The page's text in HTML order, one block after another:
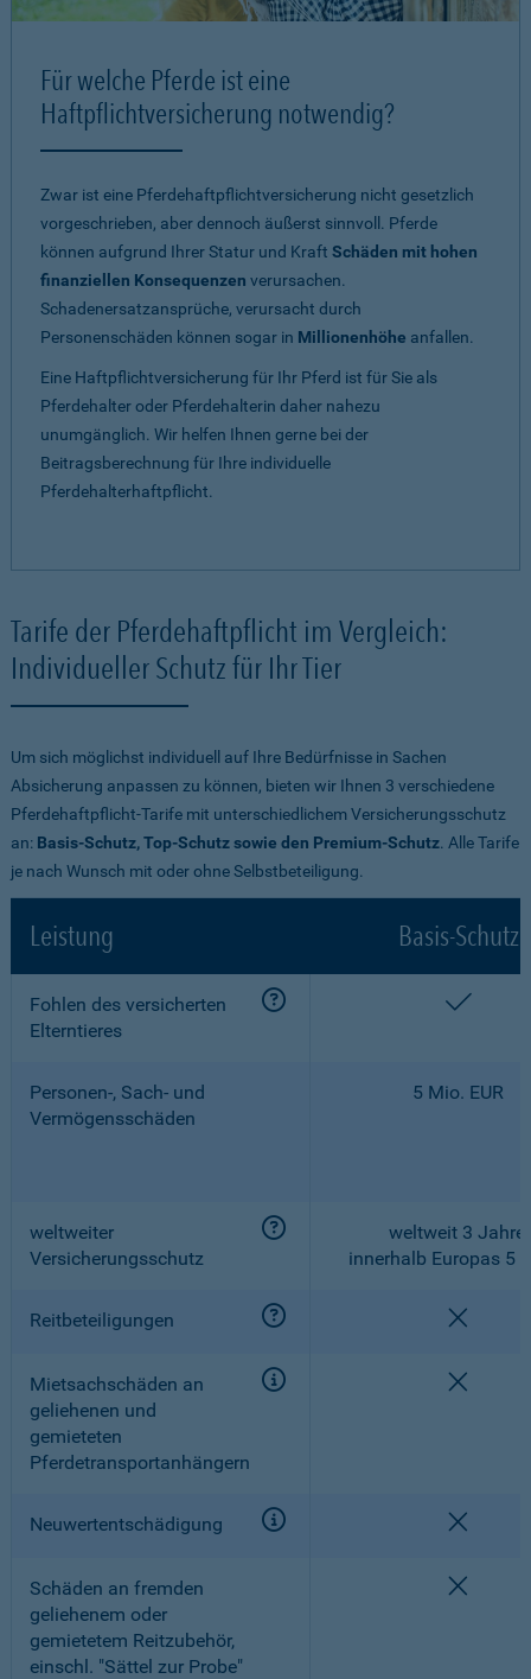
Für welche Pferde ist eine
Haftpflichtversicherung notwendig?
Zwar ist eine Pferdehaftpflichtversicherung nicht gesetzlich
vorgeschrieben, aber dennoch äußerst sinnvoll. Pferde
können aufgrund Ihrer Statur und Kraft Schäden mit hohen
finanziellen Konsequenzen verursachen.
Schadenersatzansprüche, verursacht durch
Personenschäden können sogar in Millionenhöhe anfallen.
Eine Haftpflichtversicherung für Ihr Pferd ist für Sie als
Pferdehalter oder Pferdehalterin daher nahezu
unumgänglich. Wir helfen Ihnen gerne bei der
Beitragsberechnung für Ihre individuelle
Pferdehalterhaftpflicht.
Tarife der Pferdehaftpflicht im Vergleich:
Individueller Schutz für Ihr Tier
Um sich möglichst individuell auf Ihre Bedürfnisse in Sachen
Absicherung anpassen zu können, bieten wir Ihnen 3 verschiedene
Pferdehaftpflicht-Tarife mit unterschiedlichem Versicherungsschutz
an: Basis-Schutz, Top-Schutz sowie den Premium-Schutz. Alle Tarife
je nach Wunsch mit oder ohne Selbstbeteiligung.
Leistung Basis-Schutz
Fohlen des versicherten
Elterntieres
Personen-, Sach- und
Vermögensschäden
5 Mio. EUR
weltweiter
Versicherungsschutz
weltweit 3 Jahre,
innerhalb Europas 5
Reitbeteiligungen
Mietsachschäden an
geliehenen und
gemieteten
Pferdetransportanhängern
Neuwertentschädigung
Schäden an fremden
geliehenem oder
gemietetem Reitzubehör,
einschl. "Sättel zur Probe"